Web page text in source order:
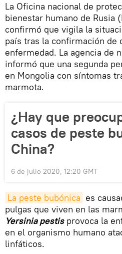
La Oficina nacional de
bienestar humano de Rusia
confirmó que vigila la
país tras la confirmación de
enfermedad. La agencia de
informó que una segunda
en Mongolia con síntomas
marmota.
¿Hay que
casos de peste
China?
6 de julio 2020, 12:20 GMT
La peste bubónica es
pulgas que viven en las
Yersinia pestisprovoca la
en el organismo humano
linfáticos.